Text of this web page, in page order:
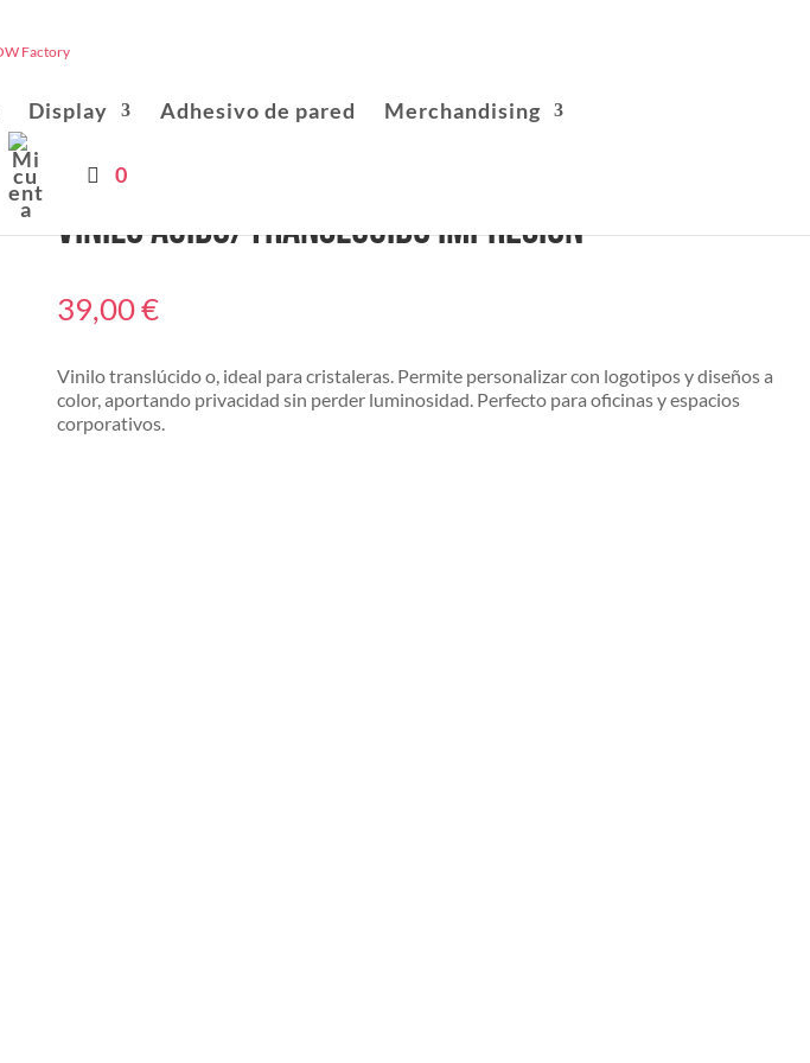
Display Adhesivo de pared Merchandising
0
Vinilo acido/translúcido impresión
39,00€
Vinilo translúcido o, ideal para cristaleras. Permite personalizar con logotipos y diseños a
color, aportando privacidad sin perder luminosidad. Perfecto para oficinas y espacios
corporativos.